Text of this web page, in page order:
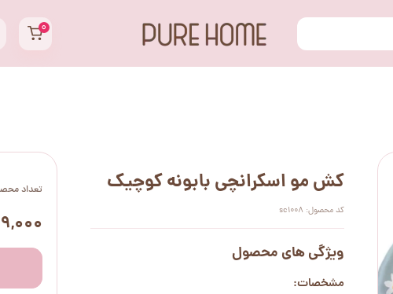
۰
تعداد
۶۹,۰۰۰
کش مو اسکرانچی بابونه کوچیک
کد محصول: sc1008
ویژگی های محصول
مشخصات: